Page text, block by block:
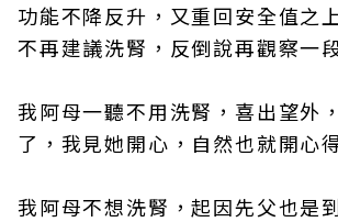
功能不降反升，又重回安全值之
不再建議洗腎，反倒說再觀察一
我阿母一聽不用洗腎，喜出望外
了，我見她開心，自然也就開心
我阿母不想洗腎，起因先父也是